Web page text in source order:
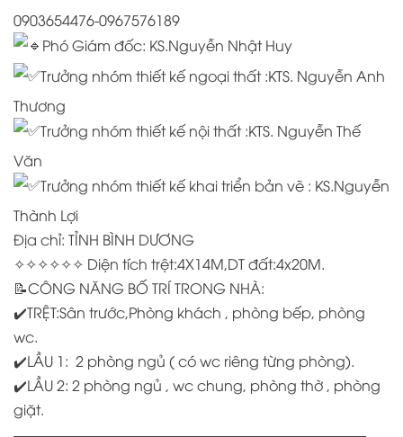
0903654476-0967576189
Phó Giám đốc: KS.Nguyễn Nhật Huy
Trưởng nhóm thiết kế ngoại thất :KTS. Nguyễn Anh
Thương
Trưởng nhóm thiết kế nội thất :KTS. Nguyễn Thế
Văn
Trưởng nhóm thiết kế khai triển bản vẽ : KS.Nguyễn
Thành Lợi
Địa chỉ: TỈNH BÌNH DƯƠNG
✧✧✧✧✧✧ Diện tích trệt:4X14M,DT đất:4x20M.
📝CÔNG NĂNG BỐ TRÍ TRONG NHÀ:
✔️TRỆT:Sân trước,Phòng khách , phòng bếp, phòng
wc.
✔️LẦU 1: 2 phòng ngủ ( có wc riêng từng phòng).
✔️LẦU 2: 2 phòng ngủ , wc chung, phòng thờ , phòng
giặt.